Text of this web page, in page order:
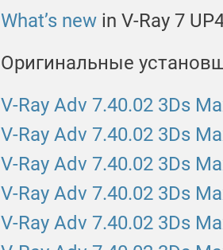
What’s new in V-Ray 7
Оригинальные
V-Ray Adv 7.40.02 3Ds
V-Ray Adv 7.40.02 3Ds
V-Ray Adv 7.40.02 3Ds
V-Ray Adv 7.40.02 3Ds
V-Ray Adv 7.40.02 3Ds